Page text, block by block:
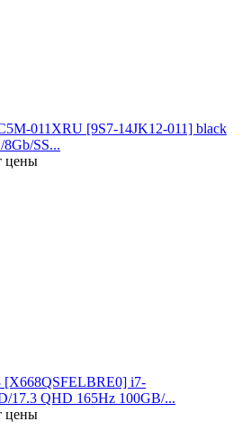
011XRU [9S7-14JK12-011] black
SS...
цены
[X668QSFELBRE0] i7-
17.3 QHD 165Hz 100GB/...
цены